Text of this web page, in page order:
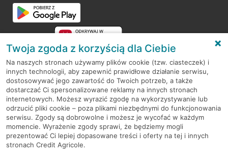
RODO
Regulamin serwisu
Mapa serwisu
PolitykaCookies
Twoja zgoda z korzyścią dla Ciebie
Na naszych stronach używamy plików cookie (tzw. ciasteczek) i
innych technologii, aby zapewnić prawidłowe działanie serwisu,
dostosowywać jego zawartość do Twoich potrzeb, a także
dostarczać Ci spersonalizowane reklamy na innych stronach
internetowych. Możesz wyrazić zgodę na wykorzystywanie lub
odrzucić pliki cookie – poza plikami niezbędnymi do funkcjonowania
serwisu. Zgody są dobrowolne i możesz je wycofać w każdym
momencie. Wyrażenie zgody sprawi, że będziemy mogli
prezentować Ci lepiej dopasowane treści i oferty na tej i innych
stronach Credit Agricole.